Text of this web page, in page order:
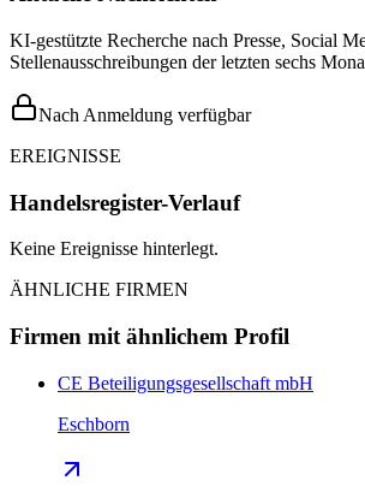
KI-gestützte Recherche nach Presse, Social
Stellenausschreibungen der letzten sechs
Nach Anmeldung verfügbar
EREIGNISSE
Handelsregister-Verlauf
Keine Ereignisse hinterlegt.
ÄHNLICHE FIRMEN
Firmen mit ähnlichem Profil
CE Beteiligungsgesellschaft mbH
Eschborn